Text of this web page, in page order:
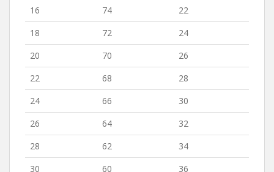
16
74
22
18
72
24
20
70
26
22
68
28
24
66
30
26
64
32
28
62
34
30
60
36